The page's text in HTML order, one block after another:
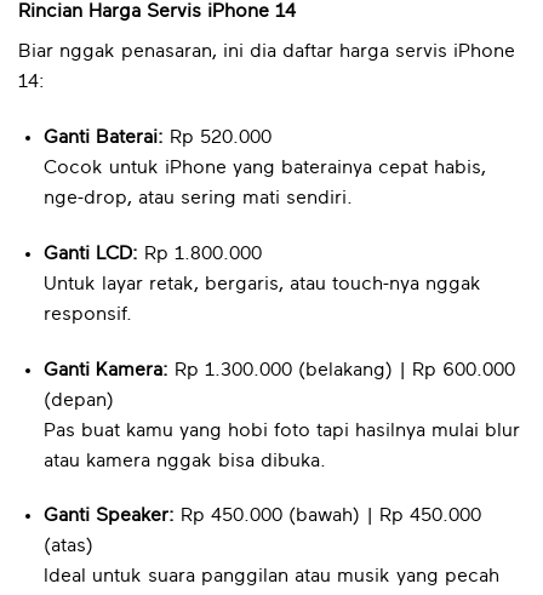
Rincian Harga Servis iPhone 14
Biar nggak penasaran, ini dia daftar harga servis iPhone
14:
Ganti Baterai: Rp 520.000
Cocok untuk iPhone yang baterainya cepat habis,
nge-drop, atau sering mati sendiri.
Ganti LCD: Rp 1.800.000
Untuk layar retak, bergaris, atau touch-nya nggak
responsif.
Ganti Kamera: Rp 1.300.000 (belakang) | Rp 600.000
(depan)
Pas buat kamu yang hobi foto tapi hasilnya mulai blur
atau kamera nggak bisa dibuka.
Ganti Speaker: Rp 450.000 (bawah) | Rp 450.000
(atas)
Ideal untuk suara panggilan atau musik yang pecah